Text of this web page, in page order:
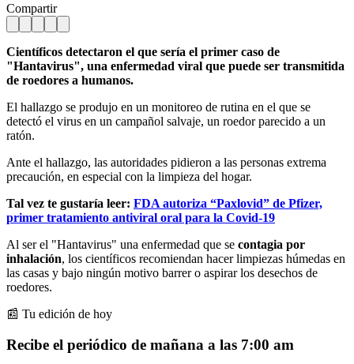
Compartir
Científicos detectaron el que sería el primer caso de
"Hantavirus", una enfermedad viral que puede ser transmitida
de roedores a humanos.
El hallazgo se produjo en un monitoreo de rutina en el que se
detectó el virus en un campañol salvaje, un roedor parecido a un
ratón.
Ante el hallazgo, las autoridades pidieron a las personas extrema
precaución, en especial con la limpieza del hogar.
Tal vez te gustaría leer: FDA autoriza “Paxlovid” de Pfizer,
primer tratamiento antiviral oral para la Covid-19
Al ser el "Hantavirus" una enfermedad que se contagia por
inhalación, los científicos recomiendan hacer limpiezas húmedas en
las casas y bajo ningún motivo barrer o aspirar los desechos de
roedores.
📰 Tu edición de hoy
Recibe el periódico de mañana a las 7:00 am